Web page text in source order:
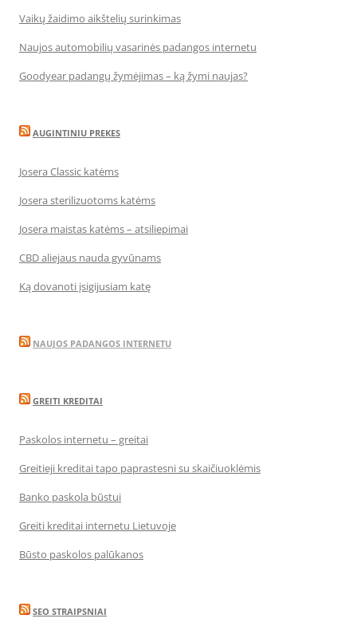
Vaikų žaidimo aikštelių surinkimas
Naujos automobilių vasarinės padangos internetu
Goodyear padangų žymėjimas – ką žymi naujas?
AUGINTINIU PREKES
Josera Classic katėms
Josera sterilizuotoms katėms
Josera maistas katėms – atsiliepimai
CBD aliejaus nauda gyvūnams
Ką dovanoti įsigijusiam katę
NAUJOS PADANGOS INTERNETU
GREITI KREDITAI
Paskolos internetu – greitai
Greitieji kreditai tapo paprastesni su skaičiuoklėmis
Banko paskola būstui
Greiti kreditai internetu Lietuvoje
Būsto paskolos palūkanos
SEO STRAIPSNIAI